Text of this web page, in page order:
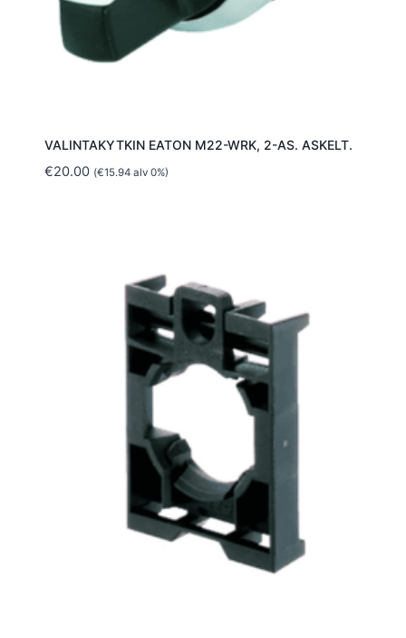
VALINTAKYTKIN EATON M22-WRK, 2-AS. ASKELT.
€20.00 (€15.94alv 0%)